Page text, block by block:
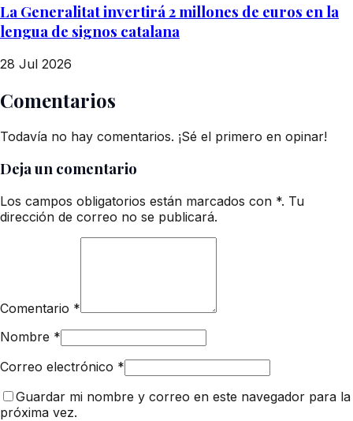
La Generalitat invertirá 2 millones de euros en la
lengua de signos catalana
28 Jul 2026
Comentarios
Todavía no hay comentarios. ¡Sé el primero en opinar!
Deja un comentario
Los campos obligatorios están marcados con *. Tu
dirección de correo no se publicará.
Comentario *
Nombre *
Correo electrónico *
Guardar mi nombre y correo en este navegador para la
próxima vez.